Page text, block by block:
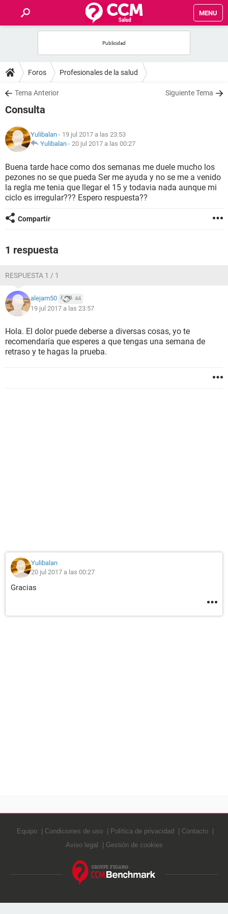
MENU
FOROS
SALUD
NUTRICIÓN
BIENESTAR
SEXUALIDAD
GLOSARIO
Foros Profesionales de la salud
Tema Anterior Siguiente Tema
Consulta
Yulibalan - 19 jul 2017 a las 23:53
Yulibalan - 20 jul 2017 a las 00:27
Buena tarde hace como dos semanas me duele mucho los
pezones no se que pueda Ser me ayuda y no se me a venido
la regla me tenia que llegar el 15 y todavia nada aunque mi
ciclo es irregular??? Espero respuesta??
Compartir
1 respuesta
RESPUESTA 1 / 1
alejam50 44
19 jul 2017 a las 23:57
Hola. El dolor puede deberse a diversas cosas, yo te
recomendaría que esperes a que tengas una semana de
retraso y te hagas la prueba.
Yulibalan
20 jul 2017 a las 00:27
Gracias
Equipo Condiciones de uso Política de privacidad
Contacto
Aviso legal
Gestión de cookies